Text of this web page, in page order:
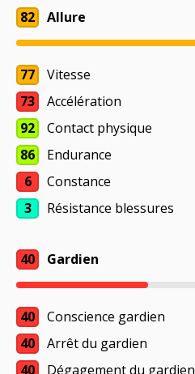
82 Allure
77
Vitesse
73
Accélération
92
Contact physique
86
Endurance
6
Constance
3
Résistance blessures
40 Gardien
40
Conscience gardien
40
Arrêt du gardien
40
Dégagement du gardien